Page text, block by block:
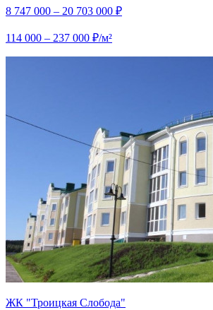
8 747 000 – 20 703 000 ₽
114 000 – 237 000 ₽/м²
ЖК "Троицкая Слобода"